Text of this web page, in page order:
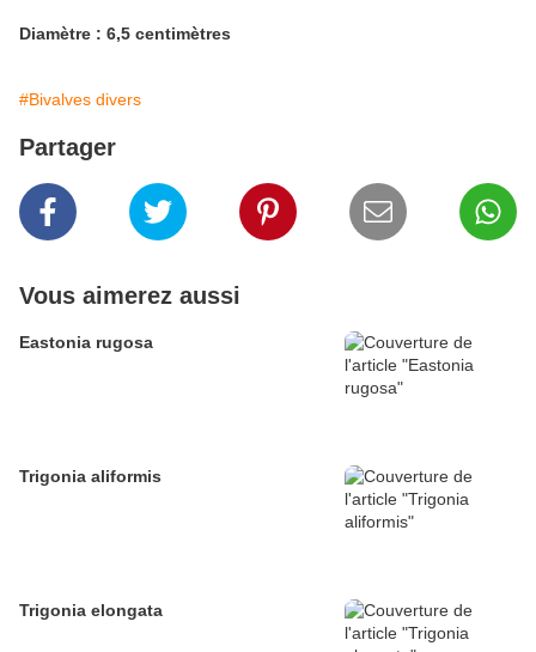
Diamètre : 6,5 centimètres
#Bivalves divers
Partager
Vous aimerez aussi
Eastonia rugosa
Trigonia aliformis
Trigonia elongata